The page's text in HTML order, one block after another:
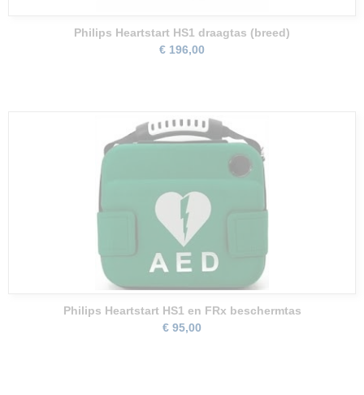
Philips Heartstart HS1 draagtas (breed)
€ 196,00
Philips Heartstart HS1 en FRx beschermtas
€ 95,00